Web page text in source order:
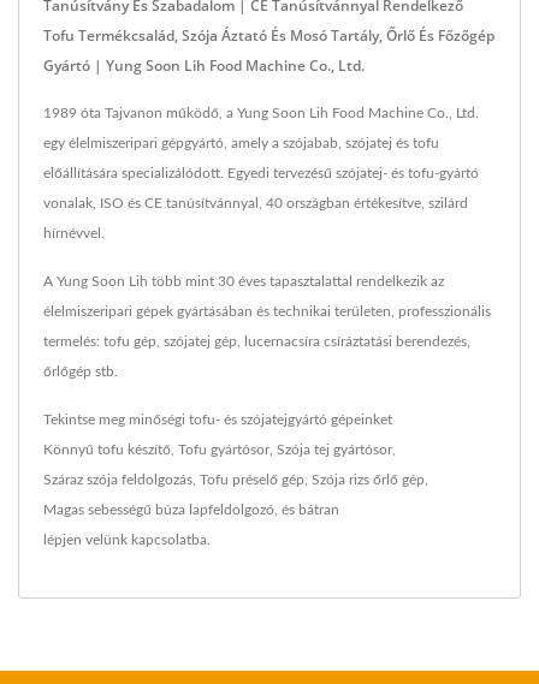
Tanúsítvány És Szabadalom | CE Tanúsítvánnyal Rendelkező
Tofu Termékcsalád, Szója Áztató És Mosó Tartály, Őrlő És Főzőgép
Gyártó | Yung Soon Lih Food Machine Co., Ltd.
1989 óta Tajvanon működő, a Yung Soon Lih Food Machine Co., Ltd.
egy élelmiszeripari gépgyártó, amely a szójabab, szójatej és tofu
előállítására specializálódott. Egyedi tervezésű szójatej- és tofu-gyártó
vonalak, ISO és CE tanúsítvánnyal, 40 országban értékesítve, szilárd
hírnévvel.
A Yung Soon Lih több mint 30 éves tapasztalattal rendelkezik az
élelmiszeripari gépek gyártásában és technikai területen, professzionális
termelés: tofu gép, szójatej gép, lucernacsíra csíráztatási berendezés,
őrlőgép stb.
Tekintse meg minőségi tofu- és szójatejgyártó gépeinket
Könnyű tofu készítő Tofu gyártósor, Szója tej gyártósor,
Száraz szója feldolgozás Tofu préselő gép Szója rizs őrlő gép
Magas sebességű búza lapfeldolgozó , és bátran
lépjen velünk kapcsolatba